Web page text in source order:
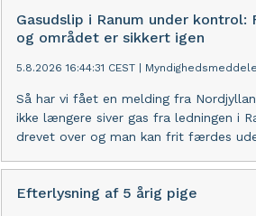
Gasudslip i Ranum under
og området er sikkert igen
5.8.2026 16:44:31 CEST
Så har vi fået en melding fra
ikke længere siver gas fra ledningen i
drevet over og man kan frit færdes
Efterlysning af 5 årig pige